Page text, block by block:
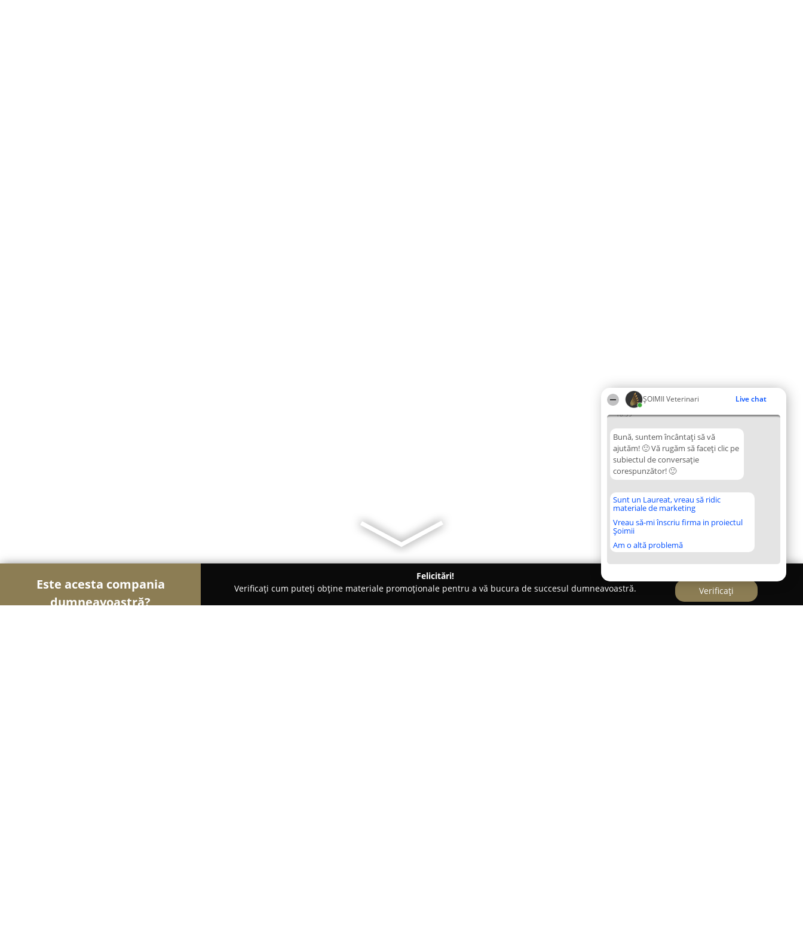
ȘOIMII Veterinari Live chat
18:59
Bună, suntem încântați să vă
ajutăm! 🙂 Vă rugăm să faceți clic pe
subiectul de conversație
corespunzător! 🙂
Sunt un Laureat, vreau să ridic
materiale de marketing
Vreau să-mi înscriu firma in proiectul
Șoimii
Am o altă problemă
Este acesta compania
dumneavoastră?
Felicitări!
Verificați cum puteți obține materiale promoționale pentru a vă bucura de succesul dumneavoastră.
Verificați